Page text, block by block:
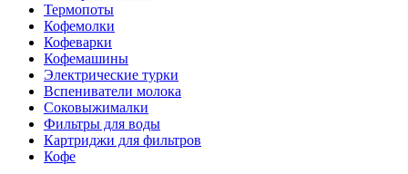
Термопоты
Кофемолки
Кофеварки
Кофемашины
Электрические турки
Вспениватели молока
Соковыжималки
Фильтры для воды
Картриджи для фильтров
Кофе